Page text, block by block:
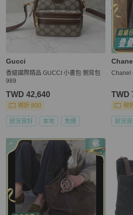
Gucci
香緹國際精品 GUCCI 小書包 側背包
989
TWD 42,640
現折 800
狀況良好 本地 免運
Chanel
TWD
現
狀況